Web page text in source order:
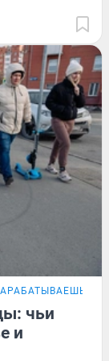
чьи
и